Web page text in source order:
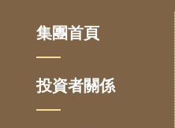
集團首頁
投資者關係